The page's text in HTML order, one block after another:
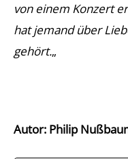
von einem Konzert
hat jemand über
gehört.„
Autor: Philip